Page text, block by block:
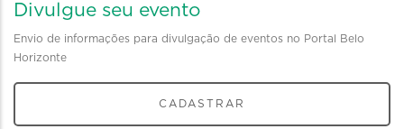
Divulgue seu evento
Envio de informações para divulgação de eventos no Portal Belo
Horizonte
CADASTRAR